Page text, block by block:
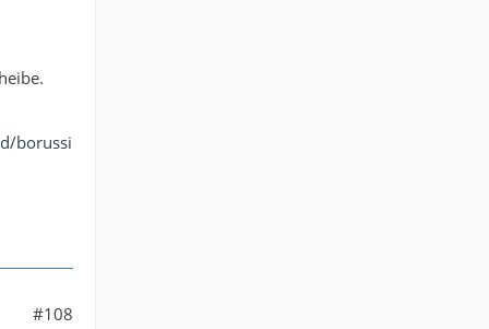
borussi
#108